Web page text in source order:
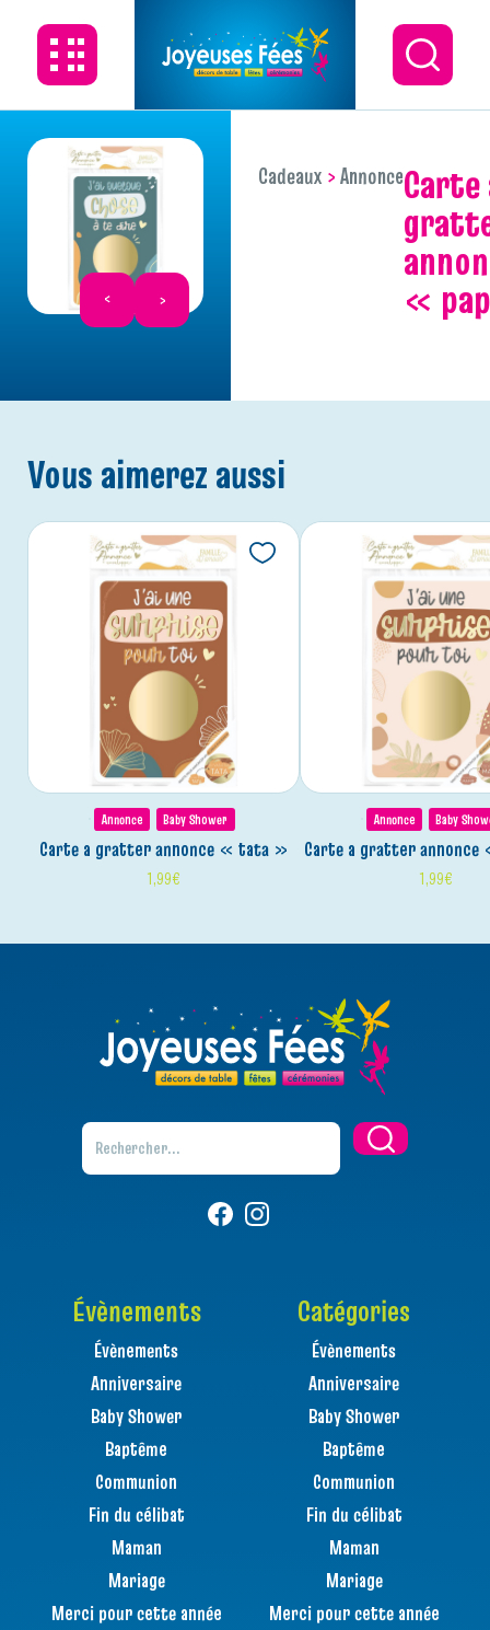
Cadeaux Annoncecarte a
«
Vous aimerez aussi
Annonce Baby Shower
carte a gratter annonce « tata »
1,99€
Annonce Baby
carte a gratter
1,99€
Évènements
Évènements
Anniversaire
Baby Shower
Baptême
Communion
Fin du célibat
Maman
Mariage
Merci pour cette année
Catégories
Évènements
Anniversaire
Baby Shower
Baptême
Communion
Fin du célibat
Maman
Mariage
Merci pour cette année